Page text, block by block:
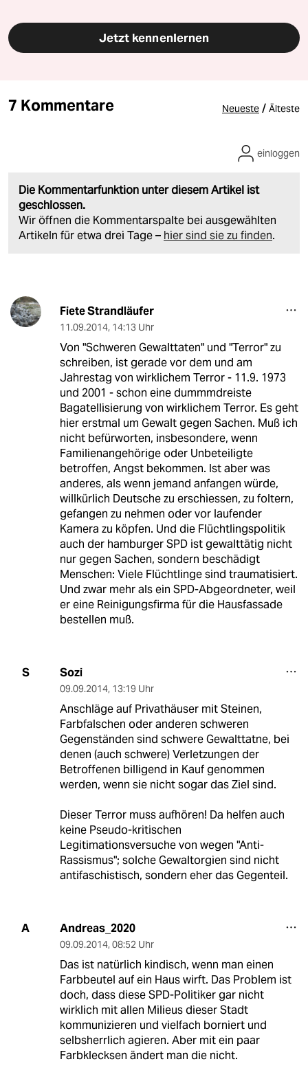
Jetzt kennenlernen
7 Kommentare Neueste / Älteste
Die Kommentarfunktion unter diesem Artikel ist
geschlossen.
Wir öffnen die Kommentarspalte bei ausgewählten
Artikeln für etwa drei Tage – hier sind sie zu finden.
einloggen
Fiete Strandläufer
11.09.2014, 14:13 Uhr
Von "Schweren Gewalttaten" und "Terror" zu
schreiben, ist gerade vor dem und am
Jahrestag von wirklichem Terror - 11.9. 1973
und 2001 - schon eine dummmdreiste
Bagatellisierung von wirklichem Terror. Es geht
hier erstmal um Gewalt gegen Sachen. Muß ich
nicht befürworten, insbesondere, wenn
Familienangehörige oder Unbeteiligte
betroffen, Angst bekommen. Ist aber was
anderes, als wenn jemand anfangen würde,
willkürlich Deutsche zu erschiessen, zu foltern,
gefangen zu nehmen oder vor laufender
Kamera zu köpfen. Und die Flüchtlingspolitik
auch der hamburger SPD ist gewalttätig nicht
nur gegen Sachen, sondern beschädigt
Menschen: Viele Flüchtlinge sind traumatisiert.
Und zwar mehr als ein SPD-Abgeordneter, weil
er eine Reinigungsfirma für die Hausfassade
bestellen muß.
S Sozi
09.09.2014, 13:19 Uhr
Anschläge auf Privathäuser mit Steinen,
Farbfalschen oder anderen schweren
Gegenständen sind schwere Gewalttatne, bei
denen (auch schwere) Verletzungen der
Betroffenen billigend in Kauf genommen
werden, wenn sie nicht sogar das Ziel sind.
Dieser Terror muss aufhören! Da helfen auch
keine Pseudo-kritischen
Legitimationsversuche von wegen "Anti-
Rassismus"; solche Gewaltorgien sind nicht
antifaschistisch, sondern eher das Gegenteil.
A Andreas_2020
09.09.2014, 08:52 Uhr
Das ist natürlich kindisch, wenn man einen
Farbbeutel auf ein Haus wirft. Das Problem ist
doch, dass diese SPD-Politiker gar nicht
wirklich mit allen Milieus dieser Stadt
kommunizieren und vielfach borniert und
selbsherrlich agieren. Aber mit ein paar
Farbklecksen ändert man die nicht.